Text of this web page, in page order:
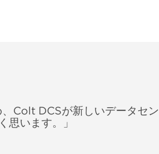
Colt DCSが新しいデータセン
思います。」